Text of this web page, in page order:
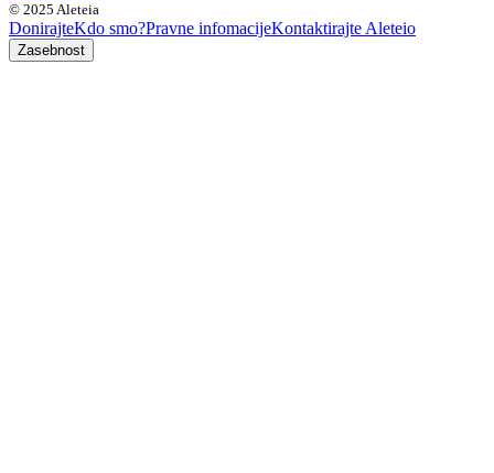
© 2025 Aleteia
DonirajteKdo smo?Pravne infomacijeKontaktirajte Aleteio
Zasebnost